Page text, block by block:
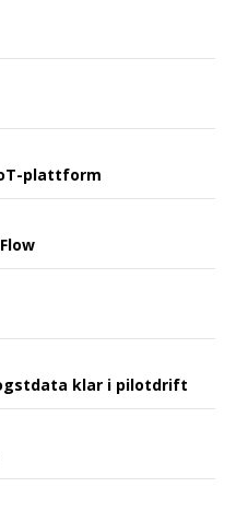
plattform
klar i pilotdrift